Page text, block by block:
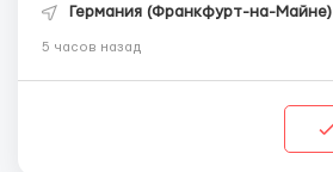
Германия (Франкфурт-на-Майне)
5 часов назад